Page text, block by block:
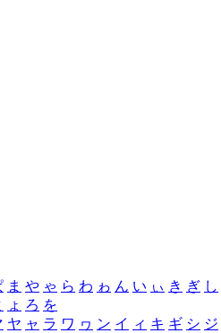
ま や ゃ ら わ ゎ ん い ぃ き ぎ し
ょ ろ を
ヤ ャ ラ ワ ヮ ン イ ィ キ ギ シ ジ